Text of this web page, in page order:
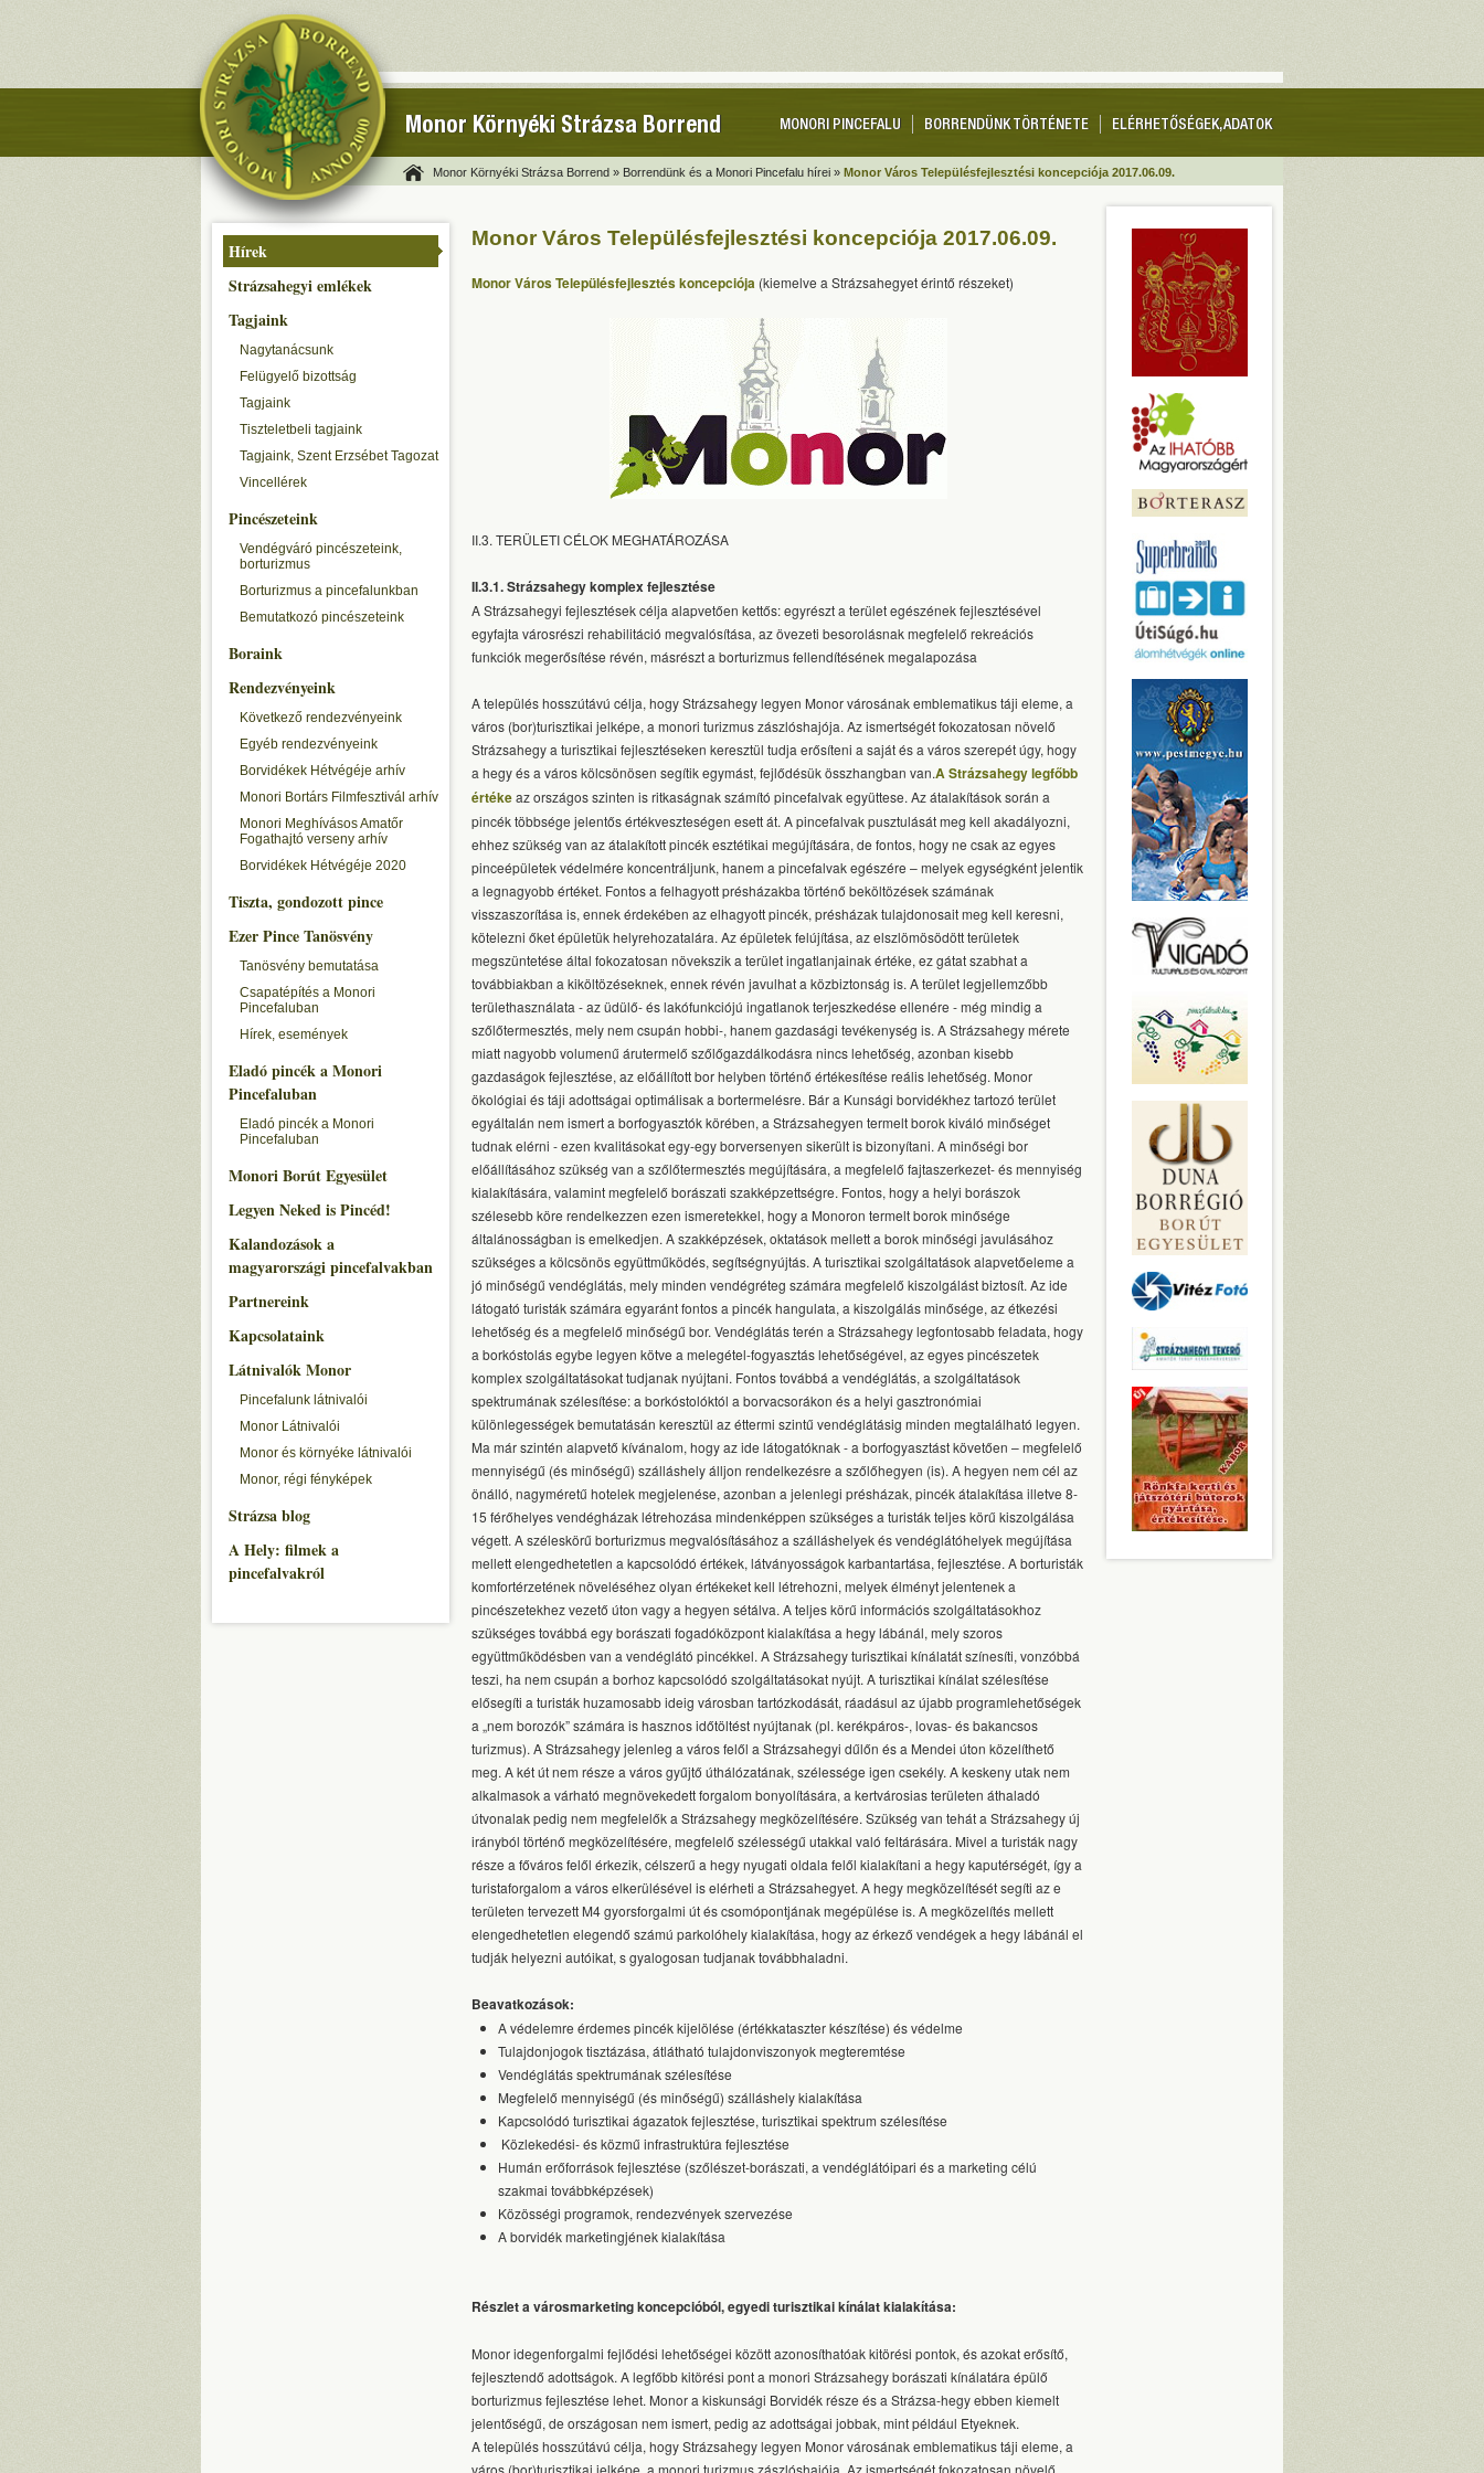
Monor Környéki Strázsa Borrend ELÉRHETŐSÉGEK, ADATOK
BORRENDÜNK TÖRTÉNETE
MONORI PINCEFALU
Monor Környéki Strázsa Borrend » Borrendünk és a Monori Pincefalu hírei » Monor Város Településfejlesztési koncepciója 2017.06.09.
Hírek
Strázsahegyi emlékek
Tagjaink
Nagytanácsunk
Felügyelő bizottság
Tagjaink
Tiszteletbeli tagjaink
Tagjaink, Szent Erzsébet Tagozat
Vincellérek
Pincészeteink
Vendégváró pincészeteink,
borturizmus
Borturizmus a pincefalunkban
Bemutatkozó pincészeteink
Boraink
Rendezvényeink
Következő rendezvényeink
Egyéb rendezvényeink
Borvidékek Hétvégéje arhív
Monori Bortárs Filmfesztivál arhív
Monori Meghívásos Amatőr
Fogathajtó verseny arhív
Borvidékek Hétvégéje 2020
Tiszta, gondozott pince
Ezer Pince Tanösvény
Tanösvény bemutatása
Csapatépítés a Monori
Pincefaluban
Hírek, események
Eladó pincék a Monori
Pincefaluban
Eladó pincék a Monori
Pincefaluban
Monori Borút Egyesület
Legyen Neked is Pincéd!
Kalandozások a
magyarországi pincefalvakban
Partnereink
Kapcsolataink
Látnivalók Monor
Pincefalunk látnivalói
Monor Látnivalói
Monor és környéke látnivalói
Monor, régi fényképek
Strázsa blog
A Hely: filmek a
pincefalvakról
Monor Város Településfejlesztési koncepciója 2017.06.09.
Monor Város Településfejlesztés koncepciója (kiemelve a Strázsahegyet érintő részeket)
II.3. TERÜLETI CÉLOK MEGHATÁROZÁSA
II.3.1. Strázsahegy komplex fejlesztése
A Strázsahegyi fejlesztések célja alapvetően kettős: egyrészt a terület egészének fejlesztésével
egyfajta városrészi rehabilitáció megvalósítása, az övezeti besorolásnak megfelelő rekreációs
funkciók megerősítése révén, másrészt a borturizmus fellendítésének megalapozása
A település hosszútávú célja, hogy Strázsahegy legyen Monor városának emblematikus táji eleme, a
város (bor)turisztikai jelképe, a monori turizmus zászlóshajója. Az ismertségét fokozatosan növelő
Strázsahegy a turisztikai fejlesztéseken keresztül tudja erősíteni a saját és a város szerepét úgy, hogy
a hegy és a város kölcsönösen segítik egymást, fejlődésük összhangban van.A Strázsahegy legfőbb
értékeaz országos szinten is ritkaságnak számító pincefalvak együttese. Az átalakítások során a
pincék többsége jelentős értékveszteségen esett át. A pincefalvak pusztulását meg kell akadályozni,
ehhez szükség van az átalakított pincék esztétikai megújítására, de fontos, hogy ne csak az egyes
pinceépületek védelmére koncentráljunk, hanem a pincefalvak egészére – melyek egységként jelentik
a legnagyobb értéket. Fontos a felhagyott présházakba történő beköltözések számának
visszaszorítása is, ennek érdekében az elhagyott pincék, présházak tulajdonosait meg kell keresni,
kötelezni őket épületük helyrehozatalára. Az épületek felújítása, az elszlömösödött területek
megszüntetése által fokozatosan növekszik a terület ingatlanjainak értéke, ez gátat szabhat a
továbbiakban a kiköltözéseknek, ennek révén javulhat a közbiztonság is. A terület legjellemzőbb
területhasználata - az üdülő- és lakófunkciójú ingatlanok terjeszkedése ellenére - még mindig a
szőlőtermesztés, mely nem csupán hobbi-, hanem gazdasági tevékenység is. A Strázsahegy mérete
miatt nagyobb volumenű árutermelő szőlőgazdálkodásra nincs lehetőség, azonban kisebb
gazdaságok fejlesztése, az előállított bor helyben történő értékesítése reális lehetőség. Monor
ökológiai és táji adottságai optimálisak a bortermelésre. Bár a Kunsági borvidékhez tartozó terület
egyáltalán nem ismert a borfogyasztók körében, a Strázsahegyen termelt borok kiváló minőséget
tudnak elérni - ezen kvalitásokat egy-egy borversenyen sikerült is bizonyítani. A minőségi bor
előállításához szükség van a szőlőtermesztés megújítására, a megfelelő fajtaszerkezet- és mennyiség
kialakítására, valamint megfelelő borászati szakképzettségre. Fontos, hogy a helyi borászok
szélesebb köre rendelkezzen ezen ismeretekkel, hogy a Monoron termelt borok minősége
általánosságban is emelkedjen. A szakképzések, oktatások mellett a borok minőségi javulásához
szükséges a kölcsönös együttműködés, segítségnyújtás. A turisztikai szolgáltatások alapvetőeleme a
jó minőségű vendéglátás, mely minden vendégréteg számára megfelelő kiszolgálást biztosít. Az ide
látogató turisták számára egyaránt fontos a pincék hangulata, a kiszolgálás minősége, az étkezési
lehetőség és a megfelelő minőségű bor. Vendéglátás terén a Strázsahegy legfontosabb feladata, hogy
a borkóstolás egybe legyen kötve a melegétel-fogyasztás lehetőségével, az egyes pincészetek
komplex szolgáltatásokat tudjanak nyújtani. Fontos továbbá a vendéglátás, a szolgáltatások
spektrumának szélesítése: a borkóstolóktól a borvacsorákon és a helyi gasztronómiai
különlegességek bemutatásán keresztül az éttermi szintű vendéglátásig minden megtalálható legyen.
Ma már szintén alapvető kívánalom, hogy az ide látogatóknak - a borfogyasztást követően – megfelelő
mennyiségű (és minőségű) szálláshely álljon rendelkezésre a szőlőhegyen (is). A hegyen nem cél az
önálló, nagyméretű hotelek megjelenése, azonban a jelenlegi présházak, pincék átalakítása illetve 8-
15 férőhelyes vendégházak létrehozása mindenképpen szükséges a turisták teljes körű kiszolgálása
végett. A széleskörű borturizmus megvalósításához a szálláshelyek és vendéglátóhelyek megújítása
mellett elengedhetetlen a kapcsolódó értékek, látványosságok karbantartása, fejlesztése. A borturisták
komfortérzetének növeléséhez olyan értékeket kell létrehozni, melyek élményt jelentenek a
pincészetekhez vezető úton vagy a hegyen sétálva. A teljes körű információs szolgáltatásokhoz
szükséges továbbá egy borászati fogadóközpont kialakítása a hegy lábánál, mely szoros
együttműködésben van a vendéglátó pincékkel. A Strázsahegy turisztikai kínálatát színesíti, vonzóbbá
teszi, ha nem csupán a borhoz kapcsolódó szolgáltatásokat nyújt. A turisztikai kínálat szélesítése
elősegíti a turisták huzamosabb ideig városban tartózkodását, ráadásul az újabb programlehetőségek
a „nem borozók” számára is hasznos időtöltést nyújtanak (pl. kerékpáros-, lovas- és bakancsos
turizmus). A Strázsahegy jelenleg a város felől a Strázsahegyi dűlőn és a Mendei úton közelíthető
meg. A két út nem része a város gyűjtő úthálózatának, szélessége igen csekély. A keskeny utak nem
alkalmasok a várható megnövekedett forgalom bonyolítására, a kertvárosias területen áthaladó
útvonalak pedig nem megfelelők a Strázsahegy megközelítésére. Szükség van tehát a Strázsahegy új
irányból történő megközelítésére, megfelelő szélességű utakkal való feltárására. Mivel a turisták nagy
része a főváros felől érkezik, célszerű a hegy nyugati oldala felől kialakítani a hegy kaputérségét, így a
turistaforgalom a város elkerülésével is elérheti a Strázsahegyet. A hegy megközelítését segíti az e
területen tervezett M4 gyorsforgalmi út és csomópontjának megépülése is. A megközelítés mellett
elengedhetetlen elegendő számú parkolóhely kialakítása, hogy az érkező vendégek a hegy lábánál el
tudják helyezni autóikat, s gyalogosan tudjanak továbbhaladni.
Beavatkozások:
A védelemre érdemes pincék kijelölése (értékkataszter készítése) és védelme
Tulajdonjogok tisztázása, átlátható tulajdonviszonyok megteremtése
Vendéglátás spektrumának szélesítése
Megfelelő mennyiségű (és minőségű) szálláshely kialakítása
Kapcsolódó turisztikai ágazatok fejlesztése, turisztikai spektrum szélesítése
Közlekedési- és közmű infrastruktúra fejlesztése
Humán erőforrások fejlesztése (szőlészet-borászati, a vendéglátóipari és a marketing célú
szakmai továbbképzések)
Közösségi programok, rendezvények szervezése
A borvidék marketingjének kialakítása
Részlet a városmarketing koncepcióból, egyedi turisztikai kínálat kialakítása:
Monor idegenforgalmi fejlődési lehetőségei között azonosíthatóak kitörési pontok, és azokat erősítő,
fejlesztendő adottságok. A legfőbb kitörési pont a monori Strázsahegy borászati kínálatára épülő
borturizmus fejlesztése lehet. Monor a kiskunsági Borvidék része és a Strázsa-hegy ebben kiemelt
jelentőségű, de országosan nem ismert, pedig az adottságai jobbak, mint például Etyeknek.
A település hosszútávú célja, hogy Strázsahegy legyen Monor városának emblematikus táji eleme, a
város (bor)turisztikai jelképe, a monori turizmus zászlóshajója. Az ismertségét fokozatosan növelő